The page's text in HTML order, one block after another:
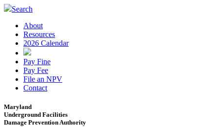
Search
About
Resources
2026 Calendar
Pay Fine
Pay Fee
File an NPV
Contact
Maryland
Underground Facilities
Damage Prevention Authority